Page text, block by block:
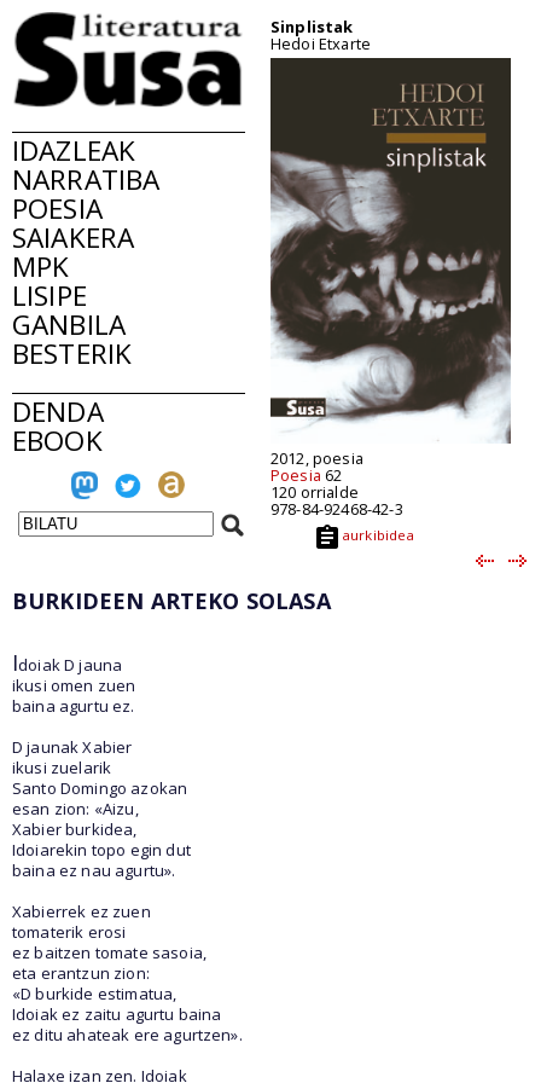
IDAZLEAK
NARRATIBA
POESIA
SAIAKERA
MPK
LISIPE
GANBILA
BESTERIK
DENDA
EBOOK
Sinplistak
Hedoi Etxarte
2012, poesia
Poesia 62
120 orrialde
978-84-92468-42-3
aurkibidea
BURKIDEEN ARTEKO SOLASA
Idoiak D jauna
ikusi omen zuen
baina agurtu ez.
D jaunak Xabier
ikusi zuelarik
Santo Domingo azokan
esan zion: «Aizu,
Xabier burkidea,
Idoiarekin topo egin dut
baina ez nau agurtu».
Xabierrek ez zuen
tomaterik erosi
ez baitzen tomate sasoia,
eta erantzun zion:
«D burkide estimatua,
Idoiak ez zaitu agurtu baina
ez ditu ahateak ere agurtzen».
Halaxe izan zen. Idoiak